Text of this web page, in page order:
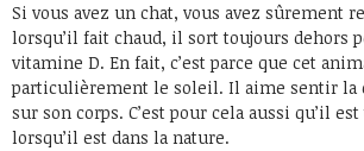
Si vous avez un chat, vous avez sûrement
lorsqu’il fait chaud, il sort toujours dehors
vitamine D. En fait, c’est parce que cet
particulièrement le soleil. Il aime sentir la
sur son corps. C’est pour cela aussi qu’il est
lorsqu’il est dans la nature.